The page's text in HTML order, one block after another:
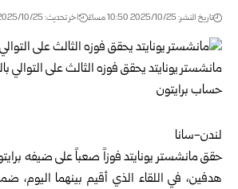
تاريخ النشر: 2025/10/25 10:50 مساءً اخر تحديث: 2025/10/25 10:50 مساءً
لندن-سانا
حققمانشستر يونايتدفوزاً صعباً على ضيفه
هدفين، في اللقاء الذي أقيم بينهما اليوم،